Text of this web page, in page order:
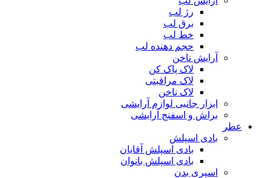
رژ لب
برق لب
خط لب
حجم دهنده لب
آرایش ناخن
لاک پاک کن
لاک مراقبتی
لاک ناخن
ابزار جانبی لوازم آرایشی
براش و اسفنج آرایشی
عطر
بادی اسپلش
بادی اسپلش آقایان
بادی اسپلش بانوان
اسپری بدن